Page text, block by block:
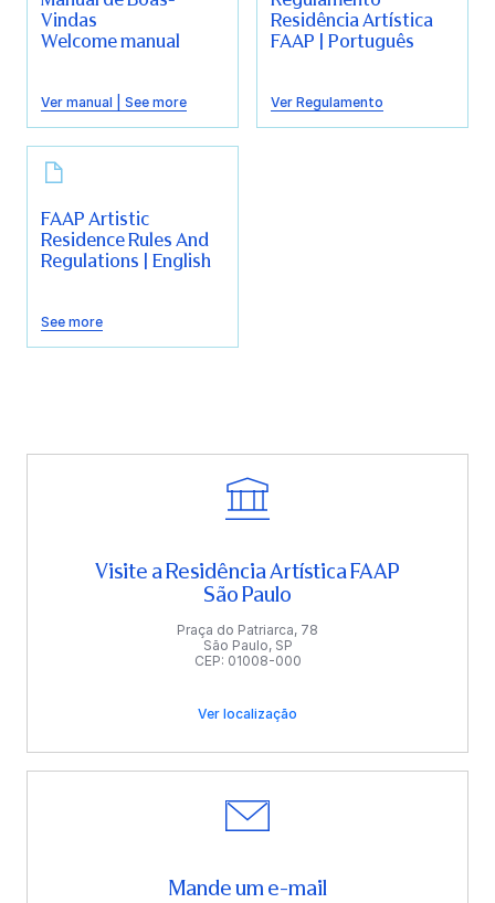
Vindas
Welcome manual
Ver manual | See more
Residência Artística
FAAP | Português
Ver Regulamento
FAAP Artistic
Residence Rules And
Regulations | English
See more
Visite a Residência Artística FAAP
São Paulo
Praça do Patriarca, 78
São Paulo, SP
CEP: 01008-000
Ver localização
Mande um e-mail